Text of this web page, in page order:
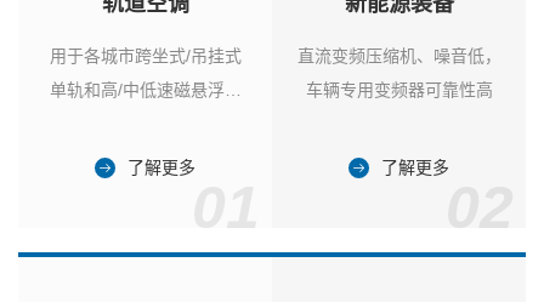
用于各城市跨坐式/吊挂式
单轨和高/中低速磁悬浮列
了解更多
直流变频压缩机、噪音低，
车辆专用变频器可靠性高
了解更多